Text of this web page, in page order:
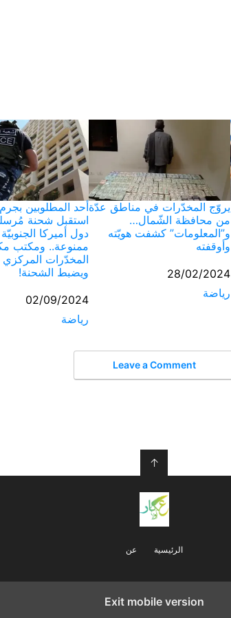
يروّج المخدّرات في مناطق عدّة
من محافظة الشّمال…
و”المعلومات” كشفت هويّته
وأوقفته
التاريخ
28/02/2024
في ما يتعلق بما يأتي
رياضة
أحد المطلوبين
استقبل شحنة
دول أميركا
ممنوعة.. ومكتب
المخدّرات المركزي
ويضبط الشحنة!
التاريخ
02/09/2024
في ما يتعلق بما يأتي
رياضة
Leave a Comment
↑
الرئيسية عن
Exit mobile version